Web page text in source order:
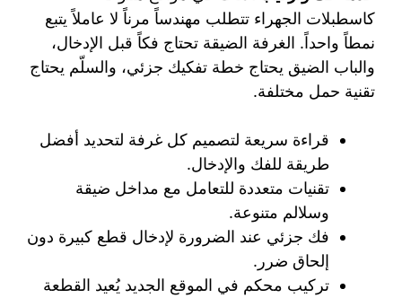
كاسطبلات الجهراء تتطلب مهندساً مرناً لا عاملاً يتبع
نمطاً واحداً. الغرفة الضيقة تحتاج فكاً قبل الإدخال،
والباب الضيق يحتاج خطة تفكيك جزئي، والسلّم يحتاج
تقنية حمل مختلفة.
قراءة سريعة لتصميم كل غرفة لتحديد أفضل
طريقة للفك والإدخال.
تقنيات متعددة للتعامل مع مداخل ضيقة
وسلالم متنوعة.
فك جزئي عند الضرورة لإدخال قطع كبيرة دون
إلحاق ضرر.
تركيب محكم في الموقع الجديد يُعيد القطعة